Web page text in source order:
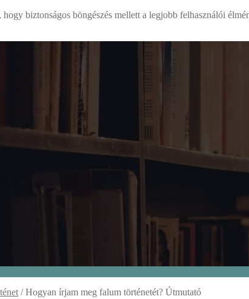
biztonságos böngészés mellett a legjobb felhasználói
/Hogyan írjam meg falum történetét? Útmutató